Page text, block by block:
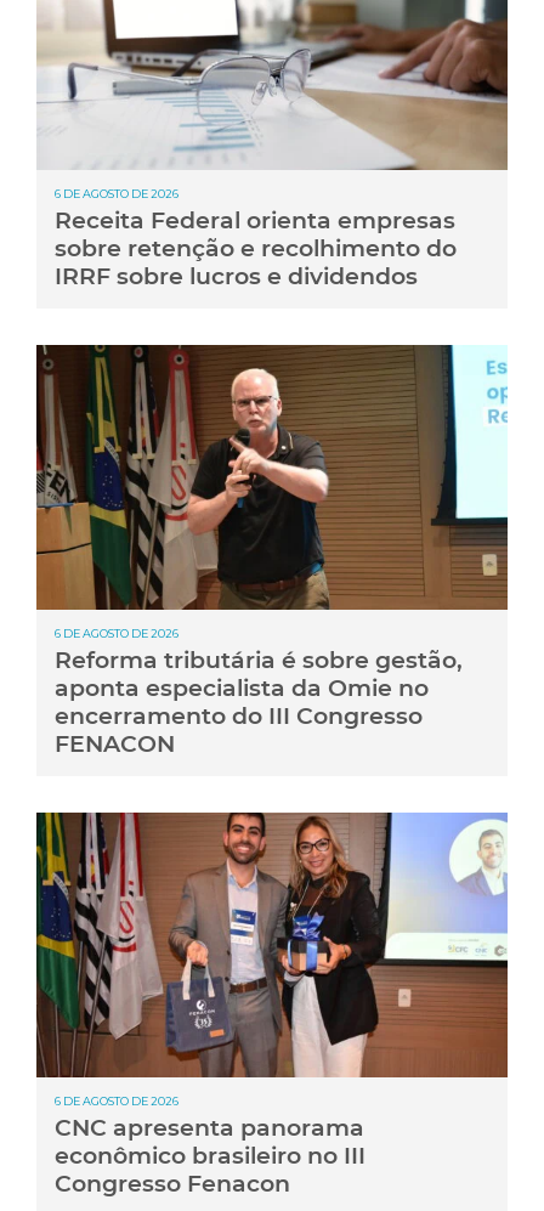
6 DE AGOSTO DE 2026
Receita Federal orienta empresas
sobre retenção e recolhimento do
IRRF sobre lucros e dividendos
6 DE AGOSTO DE 2026
Reforma tributária é sobre gestão,
aponta especialista da Omie no
encerramento do III Congresso
FENACON
6 DE AGOSTO DE 2026
CNC apresenta panorama
econômico brasileiro no III
Congresso Fenacon